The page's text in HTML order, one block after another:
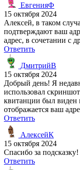
ЕвгенияФ
15 октября 2024
Алексей, в таком
подтверждают ваш
адрес, в сочетании с
Ответить
ДмитрийВ
15 октября 2024
Добрый день! Я
использовал
квитанции был виден
отображается ваш
Ответить
АлексейК
15 октября 2024
Спасибо за
Ответить